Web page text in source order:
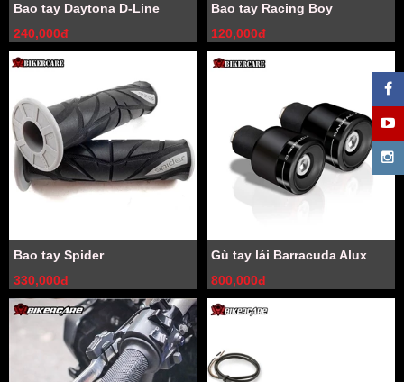
Bao tay Daytona D-Line
240,000đ
Bao tay Racing Boy
120,000đ
Bao tay Spider
330,000đ
Gù tay lái Barracuda Alux
800,000đ